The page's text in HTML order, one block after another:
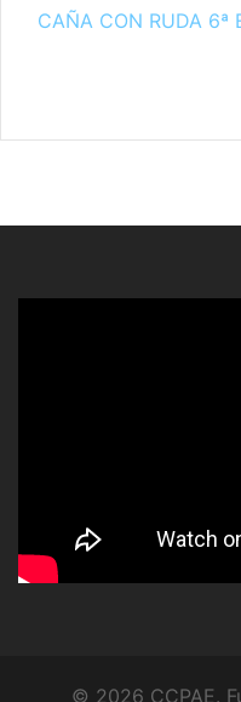
CAÑA CON RUDA 6ª
© 2026 CCPAE.